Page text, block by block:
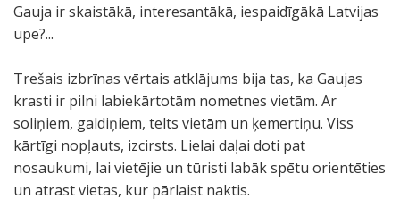
Gauja ir skaistākā, interesantākā, iespaidīgākā Latvijas
upe?...
Trešais izbrīnas vērtais atklājums bija tas, ka Gaujas
krasti ir pilni labiekārtotām nometnes vietām. Ar
soliņiem, galdiņiem, telts vietām un ķemertiņu. Viss
kārtīgi nopļauts, izcirsts. Lielai daļai doti pat
nosaukumi, lai vietējie un tūristi labāk spētu orientēties
un atrast vietas, kur pārlaist naktis.